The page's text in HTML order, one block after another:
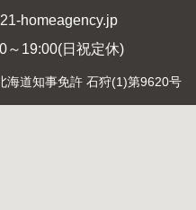
homeagency.jp
～19:00(日祝定休)
海道知事免許 石狩(1)第9620号